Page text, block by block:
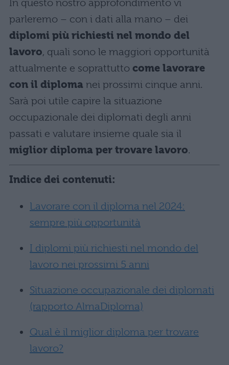
In questo nostro approfondimento vi
parleremo – con i dati alla mano – dei
diplomi più richiesti nel mondo del
lavoro, quali sono le maggiori opportunità
attualmente e soprattutto come lavorare
con il diploma nei prossimi cinque anni.
Sarà poi utile capire la situazione
occupazionale dei diplomati degli anni
passati e valutare insieme quale sia il
miglior diploma per trovare lavoro.
Indice dei contenuti:
Lavorare con il diploma nel 2024:
sempre più opportunità
I diplomi più richiesti nel mondo del
lavoro nei prossimi 5 anni
Situazione occupazionale dei diplomati
(rapporto AlmaDiploma)
Qual è il miglior diploma per trovare
lavoro?